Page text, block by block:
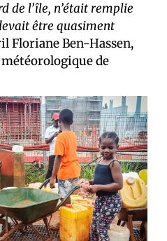
de l’île, n’était remplie
être quasiment
Floriane Ben-Hassen,
de